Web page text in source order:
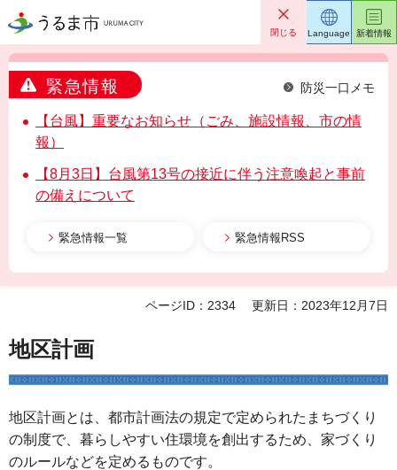
うるま市 閉じる
緊急情報 防災一口メモ
【台風】重要なお知らせ（ごみ、施設情報、市の情
報）
【8月3日】台風第13号の接近に伴う注意喚起と事前
の備えについて
緊急情報一覧 緊急情報RSS
Language 新着情報
ページID：2334 更新日：2023年12月7日
地区計画
地区計画とは、都市計画法の規定で定められたまちづくり
の制度で、暮らしやすい住環境を創出するため、家づくり
のルールなどを定めるものです。